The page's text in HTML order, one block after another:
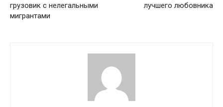
грузовик с нелегальными
мигрантами
лучшего любовника